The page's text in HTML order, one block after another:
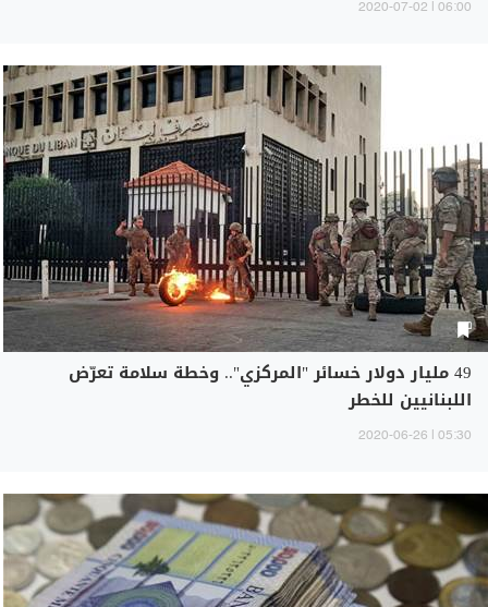
06:00 | 2020-07-02
49 مليار دولار خسائر "المركزي".. وخطة سلامة تعرّض
اللبنانيين للخطر
05:30 | 2020-06-26